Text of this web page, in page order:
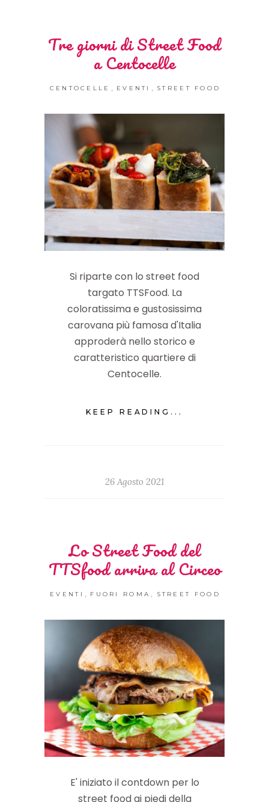
Tre giorni di Street Food
a Centocelle
CENTOCELLE EVENTI STREET FOOD
Si riparte con lo street food
targato TTSFood. La
coloratissima e gustosissima
carovana più famosa d'Italia
approderà nello storico e
caratteristico quartiere di
Centocelle.
KEEP READING...
26 Agosto 2021
Lo Street Food del
TTSfood arriva al Circeo
EVENTI FUORI ROMA STREET FOOD
E' iniziato il contdown per lo
street food ai piedi della